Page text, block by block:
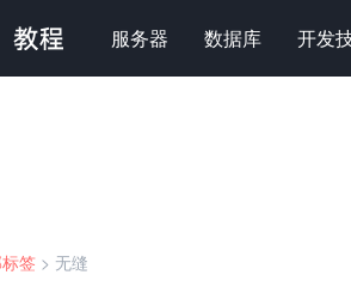
服务器 数据库 开发
签 > 无缝